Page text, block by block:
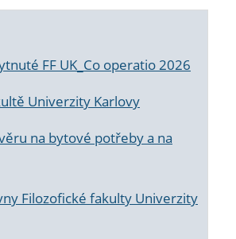
FF UK_Co operatio 2026
Univerzity Karlovy
na bytové potřeby a na
Filozofické fakulty Univerzity